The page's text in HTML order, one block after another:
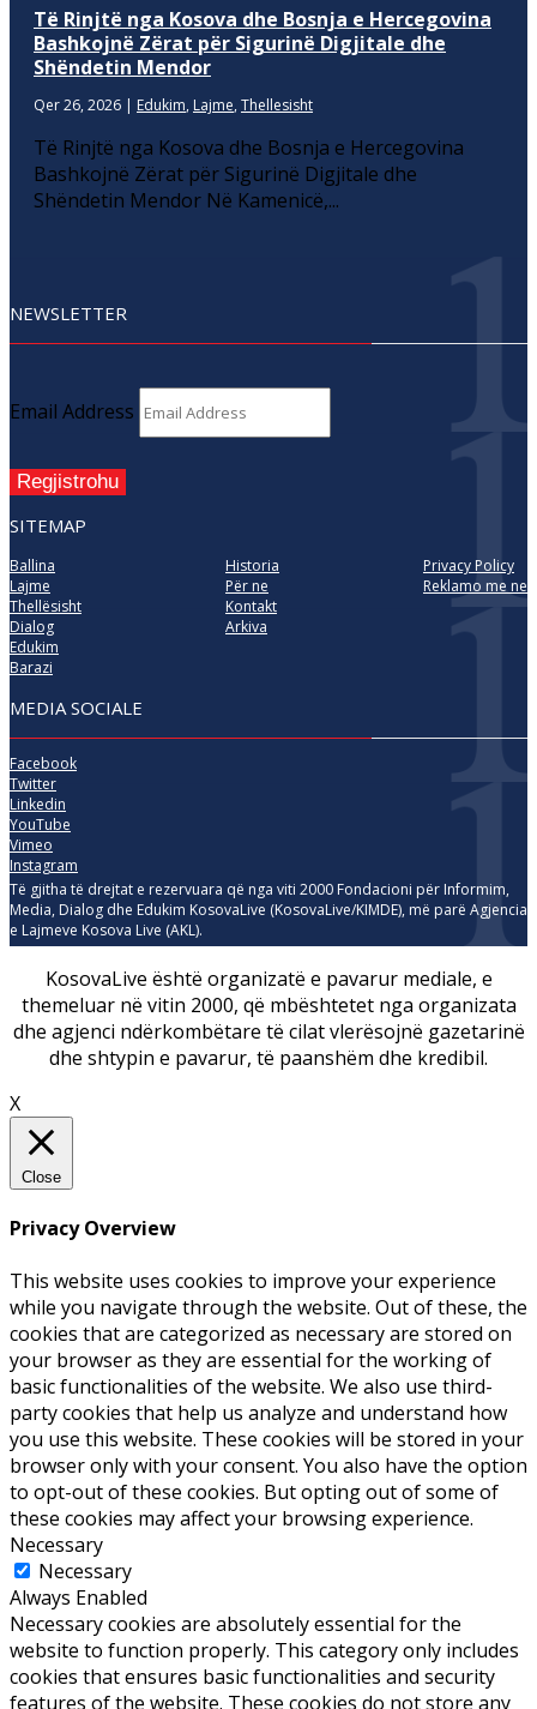
Të Rinjtë nga Kosova dhe Bosnja e Hercegovina
Bashkojnë Zërat për Sigurinë Digjitale dhe
Shëndetin Mendor
Qer 26, 2026 | Edukim, Lajme, Thellesisht
Të Rinjtë nga Kosova dhe Bosnja e Hercegovina
Bashkojnë Zërat për Sigurinë Digjitale dhe
Shëndetin Mendor Në Kamenicë,...
NEWSLETTER
Email Address
Regjistrohu
SITEMAP
Ballina
Lajme
Thellësisht
Dialog
Edukim
Barazi
Historia
Për ne
Kontakt
Arkiva
Privacy Policy
Reklamo me ne
MEDIA SOCIALE
Facebook
Twitter
Linkedin
YouTube
Vimeo
Instagram
Të gjitha të drejtat e rezervuara që nga viti 2000 Fondacioni për Informim,
Media, Dialog dhe Edukim KosovaLive (KosovaLive/KIMDE), më parë Agjencia
e Lajmeve Kosova Live (AKL).
KosovaLive është organizatë e pavarur mediale, e
themeluar në vitin 2000, që mbështetet nga organizata
dhe agjenci ndërkombëtare të cilat vlerësojnë gazetarinë
dhe shtypin e pavarur, të paanshëm dhe kredibil.
X
Close
Privacy Overview
This website uses cookies to improve your experience
while you navigate through the website. Out of these, the
cookies that are categorized as necessary are stored on
your browser as they are essential for the working of
basic functionalities of the website. We also use third-
party cookies that help us analyze and understand how
you use this website. These cookies will be stored in your
browser only with your consent. You also have the option
to opt-out of these cookies. But opting out of some of
these cookies may affect your browsing experience.
Necessary
Necessary
Always Enabled
Necessary cookies are absolutely essential for the
website to function properly. This category only includes
cookies that ensures basic functionalities and security
features of the website. These cookies do not store any